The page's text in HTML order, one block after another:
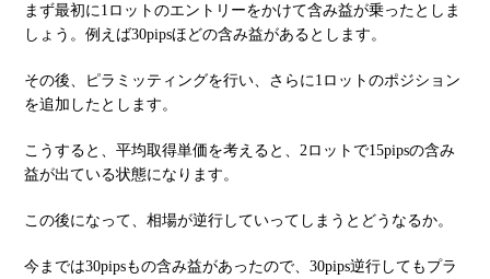
まず最初に1ロットのエントリーをかけて含み益が乗ったとしま
しょう。例えば30pipsほどの含み益があるとします。
その後、ピラミッティングを行い、さらに1ロットのポジション
を追加したとします。
こうすると、平均取得単価を考えると、2ロットで15pipsの含み
益が出ている状態になります。
この後になって、相場が逆行していってしまうとどうなるか。
今までは30pipsもの含み益があったので、30pips逆行してもプラ